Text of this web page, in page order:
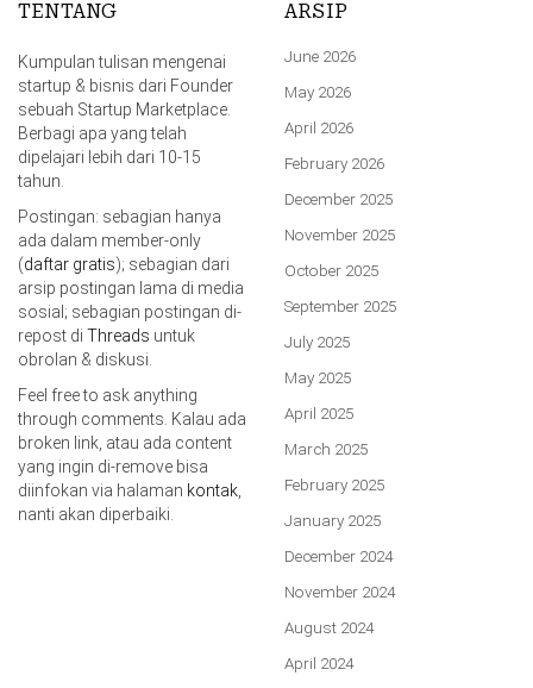
TENTANG
Kumpulan tulisan mengenai
startup & bisnis dari Founder
sebuah Startup Marketplace.
Berbagi apa yang telah
dipelajari lebih dari 10-15
tahun.
Postingan: sebagian hanya
ada dalam member-only
(daftar gratis); sebagian dari
arsip postingan lama di media
sosial; sebagian postingan di-
repost di Threads untuk
obrolan & diskusi.
Feel free to ask anything
through comments. Kalau ada
broken link, atau ada content
yang ingin di-remove bisa
diinfokan via halaman kontak
nanti akan diperbaiki.
ARSIP
June 2026
May 2026
April 2026
February 2026
December 2025
November 2025
October 2025
September 2025
July 2025
May 2025
April 2025
March 2025
February 2025
January 2025
December 2024
November 2024
August 2024
April 2024